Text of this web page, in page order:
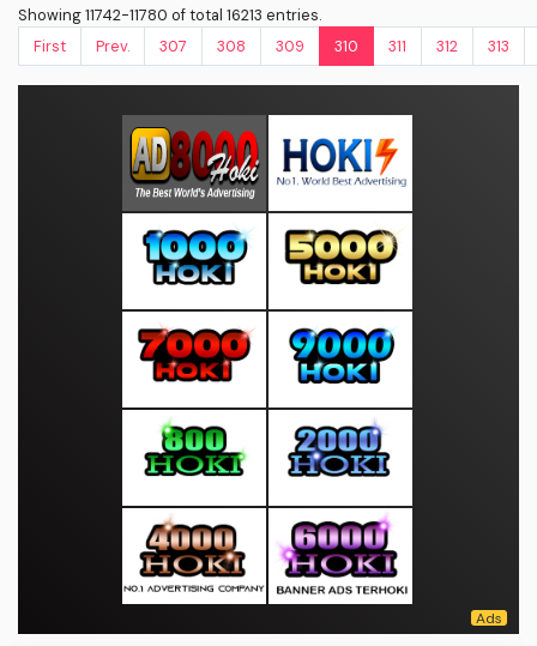
Showing 11742-11780 of total 16213 entries.
First
Prev. 307 308 309 310 311 312 313